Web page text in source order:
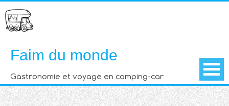
to
content
Faim du monde
Gastronomie et voyage en camping-car